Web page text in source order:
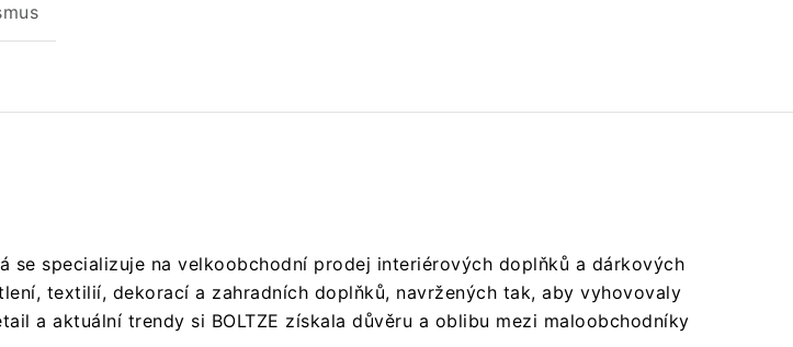
se specializuje na velkoobchodní prodej interiérových doplňků a dárkových
textilií, dekorací a zahradních doplňků, navržených tak, aby vyhovovaly
a aktuální trendy si BOLTZE získala důvěru a oblibu mezi maloobchodníky